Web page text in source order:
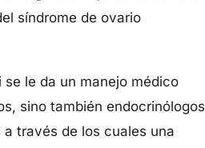
síndrome de ovario
le da un manejo médico
sino también endocrinólogos
través de los cuales una